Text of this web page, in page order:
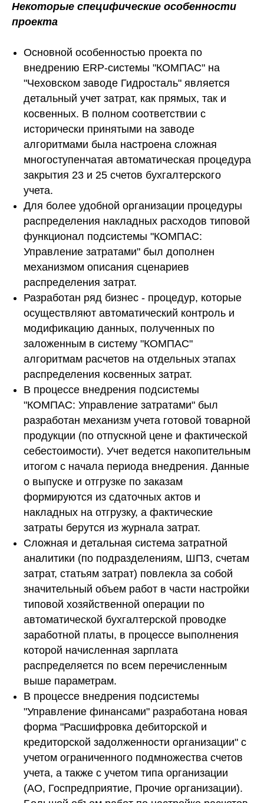
Некоторые специфические особенности
проекта
Основной особенностью проекта по
внедрению ERP-системы "КОМПАС" на
"Чеховском заводе Гидросталь" является
детальный учет затрат, как прямых, так и
косвенных. В полном соответствии с
исторически принятыми на заводе
алгоритмами была настроена сложная
многоступенчатая автоматическая процедура
закрытия 23 и 25 счетов бухгалтерского
учета.
Для более удобной организации процедуры
распределения накладных расходов типовой
функционал подсистемы "КОМПАС:
Управление затратами" был дополнен
механизмом описания сценариев
распределения затрат.
Разработан ряд бизнес - процедур, которые
осуществляют автоматический контроль и
модификацию данных, полученных по
заложенным в систему "КОМПАС"
алгоритмам расчетов на отдельных этапах
распределения косвенных затрат.
В процессе внедрения подсистемы
"КОМПАС: Управление затратами" был
разработан механизм учета готовой товарной
продукции (по отпускной цене и фактической
себестоимости). Учет ведется накопительным
итогом с начала периода внедрения. Данные
о выпуске и отгрузке по заказам
формируются из сдаточных актов и
накладных на отгрузку, а фактические
затраты берутся из журнала затрат.
Сложная и детальная система затратной
аналитики (по подразделениям, ШПЗ, счетам
затрат, статьям затрат) повлекла за собой
значительный объем работ в части настройки
типовой хозяйственной операции по
автоматической бухгалтерской проводке
заработной платы, в процессе выполнения
которой начисленная зарплата
распределяется по всем перечисленным
выше параметрам.
В процессе внедрения подсистемы
"Управление финансами" разработана новая
форма "Расшифровка дебиторской и
кредиторской задолженности организации" с
учетом ограниченного подмножества счетов
учета, а также с учетом типа организации
(АО, Госпредприятие, Прочие организации).